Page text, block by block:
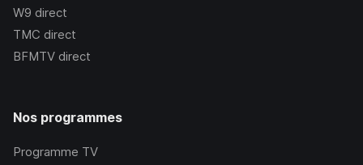
W9 direct
TMC direct
BFMTV direct
Nos programmes
Programme TV